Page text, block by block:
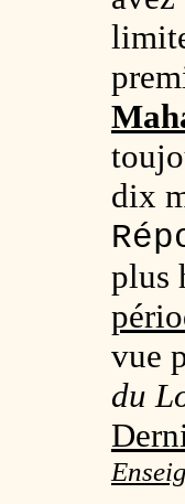
dix
plus
vue
du